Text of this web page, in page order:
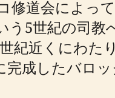
道会によっ
5世紀の司教
紀近くにわた
成したバロ